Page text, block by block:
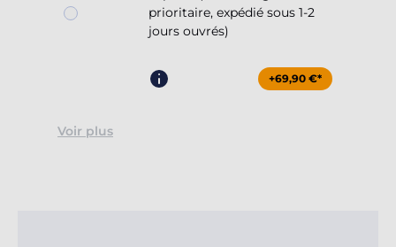
prioritaire, expédié sous 1-2
jours ouvrés)
+69,90 €*
Voir plus